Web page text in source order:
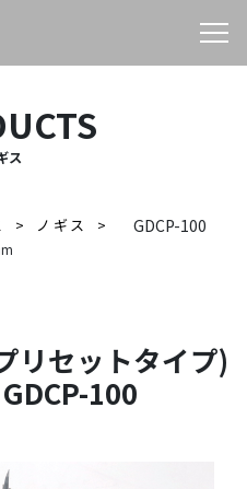
ス
ノギス GDCP-100
リセットタイプ)
100